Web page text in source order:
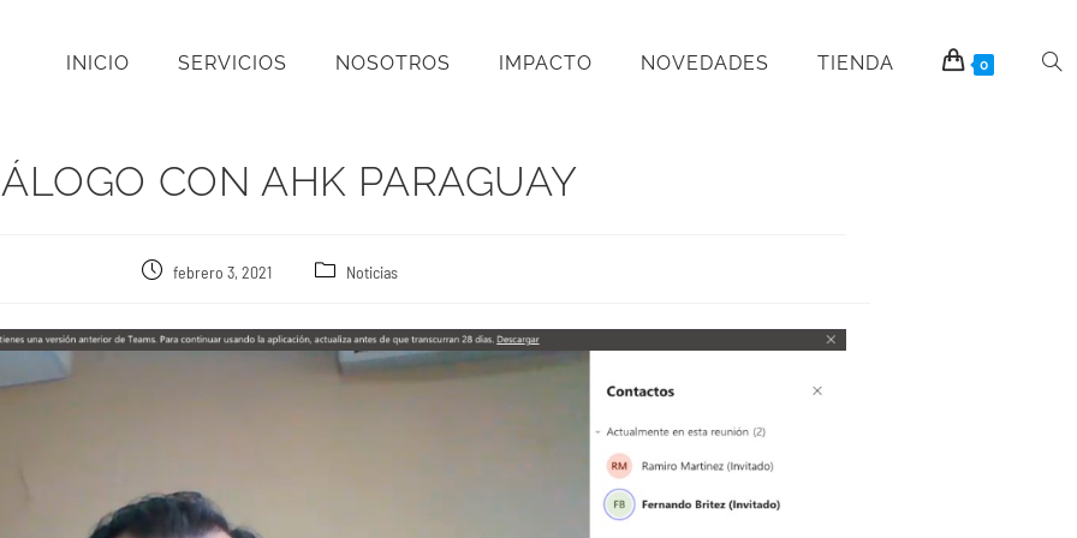
INICIO SERVICIOS NOSOTROS IMPACTO NOVEDADES TIENDA 0
CON AHK PARAGUAY
febrero 3, 2021 Noticias